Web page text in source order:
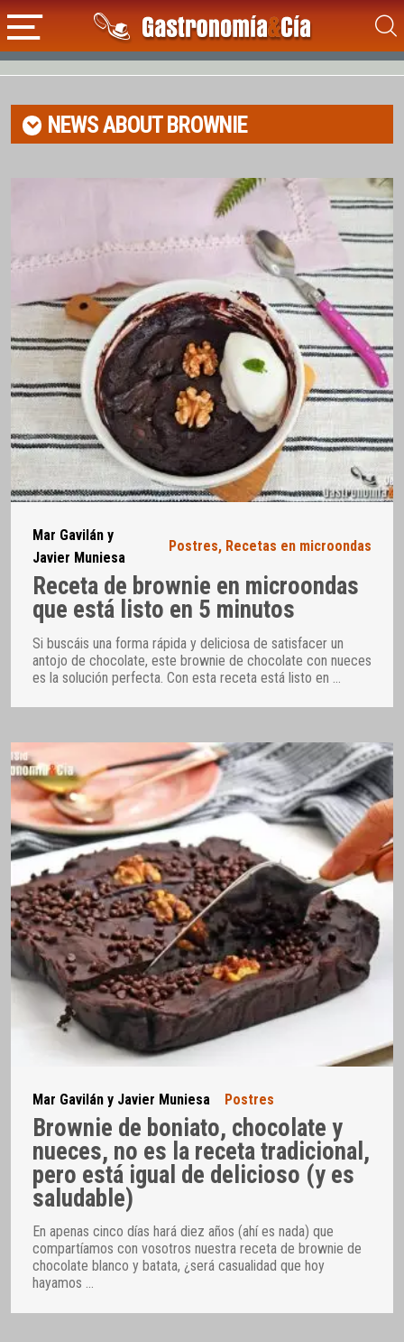
NEWS ABOUTBROWNIE
Mar Gavilán y
Javier Muniesa
Postres, Recetas en microondas
Receta de brownie en microondas
que está listo en 5 minutos
Si buscáis una forma rápida y deliciosa de satisfacer un
antojo de chocolate, este brownie de chocolate con nueces
es la solución perfecta. Con esta receta está listo en
Mar Gavilán y Javier Muniesa Postres
Brownie de boniato, chocolate y
nueces, no es la receta tradicional,
pero está igual de delicioso (y es
saludable)
En apenas cinco días hará diez años (ahí es nada) que
compartíamos con vosotros nuestra receta de brownie de
chocolate blanco y batata, ¿será casualidad que hoy
hayamos …